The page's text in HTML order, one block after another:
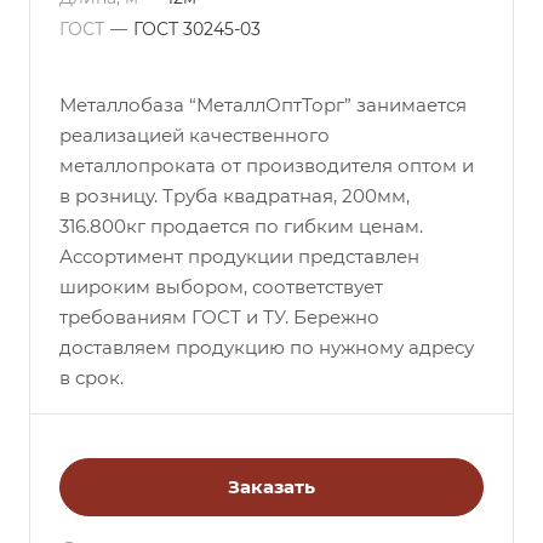
ГОСТ — ГОСТ 30245-03
Металлобаза “МеталлОптТорг” занимается
реализацией качественного
металлопроката от производителя оптом и
в розницу. Труба квадратная, 200мм,
316.800кг продается по гибким ценам.
Ассортимент продукции представлен
широким выбором, соответствует
требованиям ГОСТ и ТУ. Бережно
доставляем продукцию по нужному адресу
в срок.
Заказать